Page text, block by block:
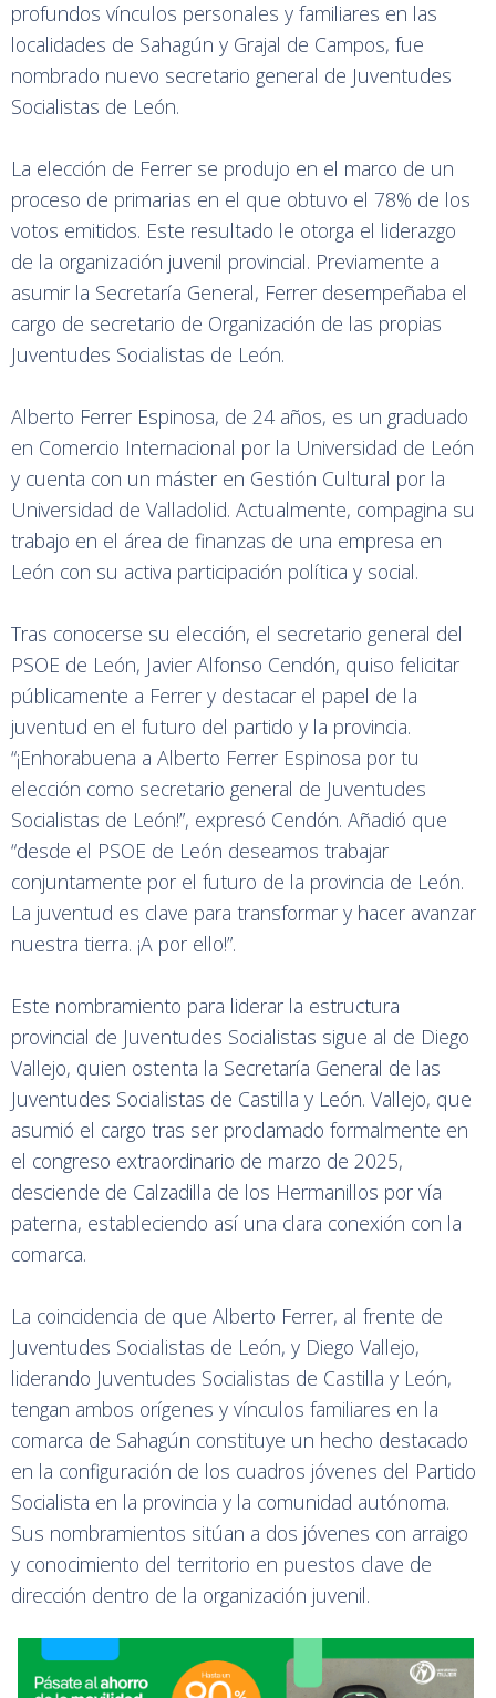
profundos vínculos personales y familiares en las
localidades de Sahagún y Grajal de Campos, fue
nombrado nuevo secretario general de Juventudes
Socialistas de León.
La elección de Ferrer se produjo en el marco de un
proceso de primarias en el que obtuvo el 78% de los
votos emitidos. Este resultado le otorga el liderazgo
de la organización juvenil provincial. Previamente a
asumir la Secretaría General, Ferrer desempeñaba el
cargo de secretario de Organización de las propias
Juventudes Socialistas de León.
Alberto Ferrer Espinosa, de 24 años, es un graduado
en Comercio Internacional por la Universidad de León
y cuenta con un máster en Gestión Cultural por la
Universidad de Valladolid. Actualmente, compagina su
trabajo en el área de finanzas de una empresa en
León con su activa participación política y social.
Tras conocerse su elección, el secretario general del
PSOE de León, Javier Alfonso Cendón, quiso felicitar
públicamente a Ferrer y destacar el papel de la
juventud en el futuro del partido y la provincia.
“¡Enhorabuena a Alberto Ferrer Espinosa por tu
elección como secretario general de Juventudes
Socialistas de León!”, expresó Cendón. Añadió que
“desde el PSOE de León deseamos trabajar
conjuntamente por el futuro de la provincia de León.
La juventud es clave para transformar y hacer avanzar
nuestra tierra. ¡A por ello!”.
Este nombramiento para liderar la estructura
provincial de Juventudes Socialistas sigue al de Diego
Vallejo, quien ostenta la Secretaría General de las
Juventudes Socialistas de Castilla y León. Vallejo, que
asumió el cargo tras ser proclamado formalmente en
el congreso extraordinario de marzo de 2025,
desciende de Calzadilla de los Hermanillos por vía
paterna, estableciendo así una clara conexión con la
comarca.
La coincidencia de que Alberto Ferrer, al frente de
Juventudes Socialistas de León, y Diego Vallejo,
liderando Juventudes Socialistas de Castilla y León,
tengan ambos orígenes y vínculos familiares en la
comarca de Sahagún constituye un hecho destacado
en la configuración de los cuadros jóvenes del Partido
Socialista en la provincia y la comunidad autónoma.
Sus nombramientos sitúan a dos jóvenes con arraigo
y conocimiento del territorio en puestos clave de
dirección dentro de la organización juvenil.